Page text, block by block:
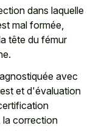
dans laquelle
mal formée,
tête du fémur
avec
et d'évaluation
la correction